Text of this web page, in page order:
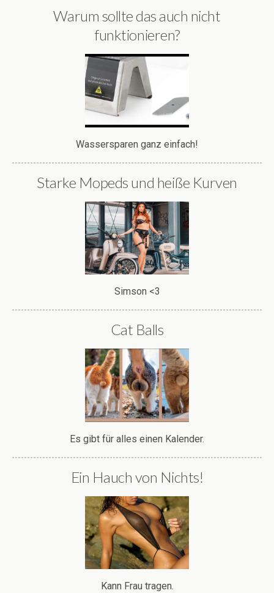
Warum sollte das auch nicht
funktionieren?
Wassersparen ganz einfach!
Starke Mopeds und heiße Kurven
Simson <3
Cat Balls
Es gibt für alles einen Kalender.
Ein Hauch von Nichts!
Kann Frau tragen.